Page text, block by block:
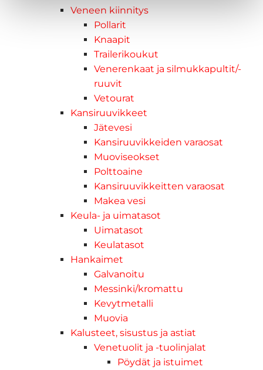
Veneen kiinnitys
Pollarit
Knaapit
Trailerikoukut
Venerenkaat ja silmukkapultit/-
ruuvit
Vetourat
Kansiruuvikkeet
Jätevesi
Kansiruuvikkeiden varaosat
Muoviseokset
Polttoaine
Kansiruuvikkeitten varaosat
Makea vesi
Keula- ja uimatasot
Uimatasot
Keulatasot
Hankaimet
Galvanoitu
Messinki/kromattu
Kevytmetalli
Muovia
Kalusteet, sisustus ja astiat
Venetuolit ja -tuolinjalat
Pöydät ja istuimet